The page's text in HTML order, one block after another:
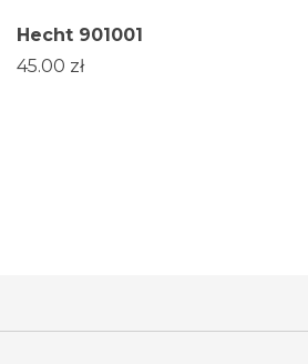
Hecht 901001
45.00 zł